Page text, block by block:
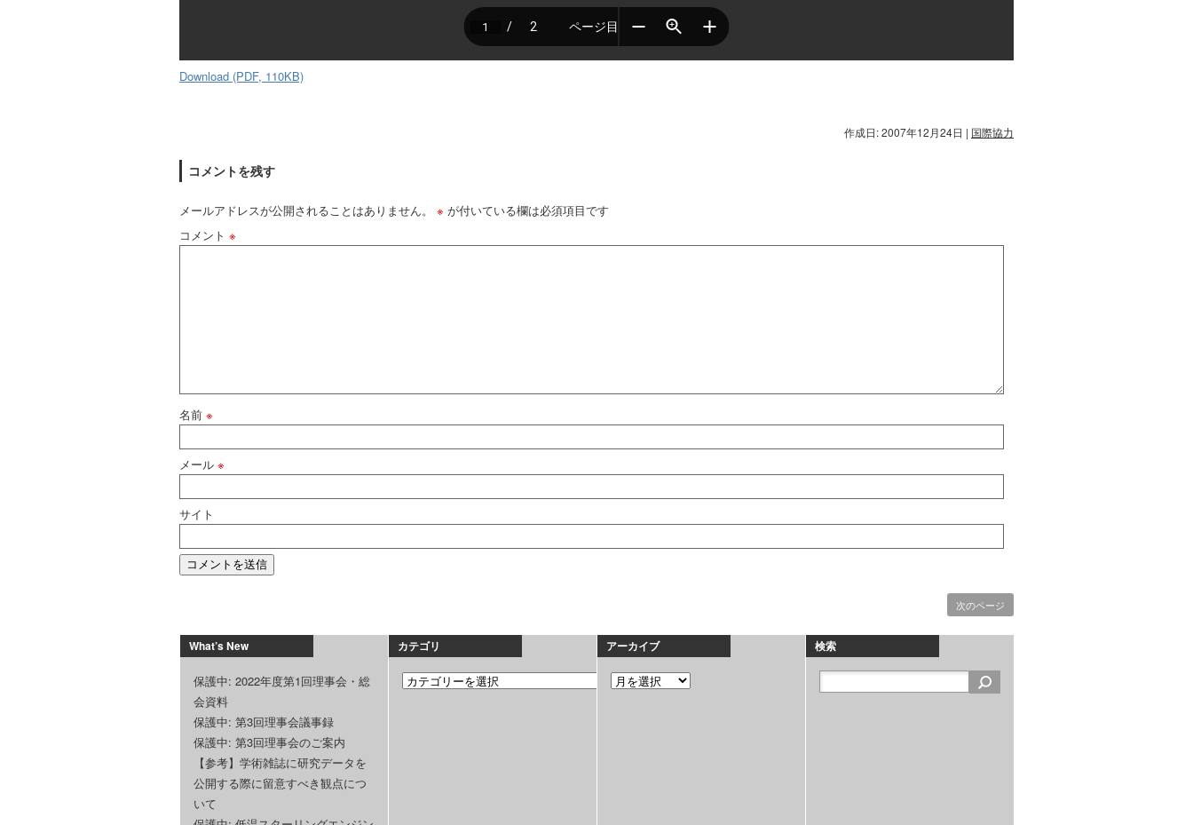
Download (PDF, 110KB)
作成日: 2007年12月24日 | 国際協力
コメントを残す
メールアドレスが公開されることはありません。 ※ が付いている欄は必須項目です
コメント ※
名前 ※
メール ※
サイト
次のページ
What’s New
保護中: 2022年度第1回理事会・総
会資料
保護中: 第3回理事会議事録
保護中: 第3回理事会のご案内
【参考】学術雑誌に研究データを
公開する際に留意すべき観点につ
いて
カテゴリ アーカイブ 検索